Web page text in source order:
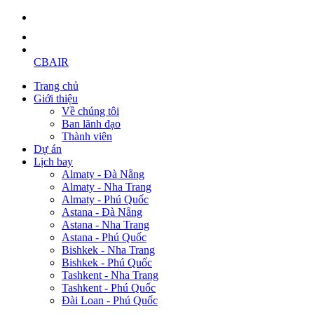
CBAIR
Trang chủ
Giới thiệu
Về chúng tôi
Ban lãnh đạo
Thành viên
Dự án
Lịch bay
Almaty - Đà Nẵng
Almaty - Nha Trang
Almaty - Phú Quốc
Astana - Đà Nẵng
Astana - Nha Trang
Astana - Phú Quốc
Bishkek - Nha Trang
Bishkek - Phú Quốc
Tashkent - Nha Trang
Tashkent - Phú Quốc
Đài Loan - Phú Quốc